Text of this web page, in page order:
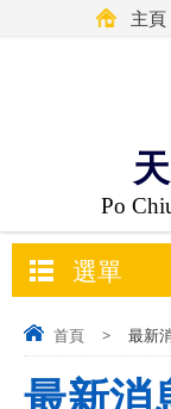
Po
主頁
選單
首頁 > 最新